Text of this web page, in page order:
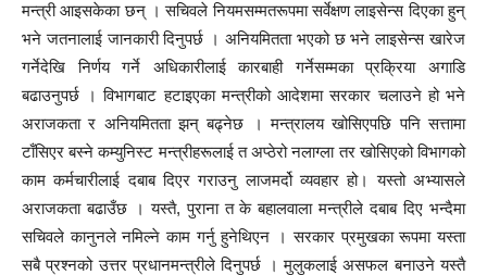
मन्त्री आइसकेका छन् । सचिवले नियमसम्मतरूपमा सर्वेक्षण लाइसेन्स दिएका हुन्
भने जतनालाई जानकारी दिनुपर्छ । अनियमितता भएको छ भने लाइसेन्स खारेज
गर्नेदेखि निर्णय गर्ने अधिकारीलाई कारबाही गर्नेसम्मका प्रक्रिया अगाडि
बढाउनुपर्छ । विभागबाट हटाइएका मन्त्रीको आदेशमा सरकार चलाउने हो भने
अराजकता र अनियमितता झन् बढ्नेछ । मन्त्रालय खोसिएपछि पनि सत्तामा
टाँसिएर बस्ने कम्युनिस्ट मन्त्रीहरूलाई त अप्ठेरो नलाग्ला तर खोसिएको विभागको
काम कर्मचारीलाई दबाब दिएर गराउनु लाजमर्दो व्यवहार हो। यस्तो अभ्यासले
अराजकता बढाउँछ । यस्तै, पुराना त के बहालवाला मन्त्रीले दबाब दिए भन्दैमा
सचिवले कानुनले नमिल्ने काम गर्नु हुनेथिएन । सरकार प्रमुखका रूपमा यस्ता
सबै प्रश्नको उत्तर प्रधानमन्त्रीले दिनुपर्छ । मुलुकलाई असफल बनाउने यस्तै